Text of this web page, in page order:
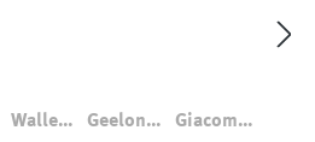
Wallet
Geelong
Giacomo